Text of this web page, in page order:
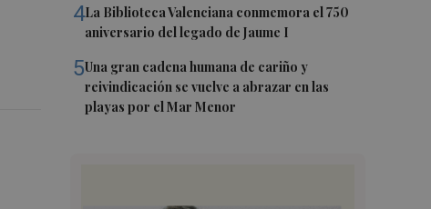
4La Biblioteca Valenciana conmemora el 750
aniversario del legado de Jaume I
5Una gran cadena humana de cariño y
reivindicación se vuelve a abrazar en las
playas por el Mar Menor